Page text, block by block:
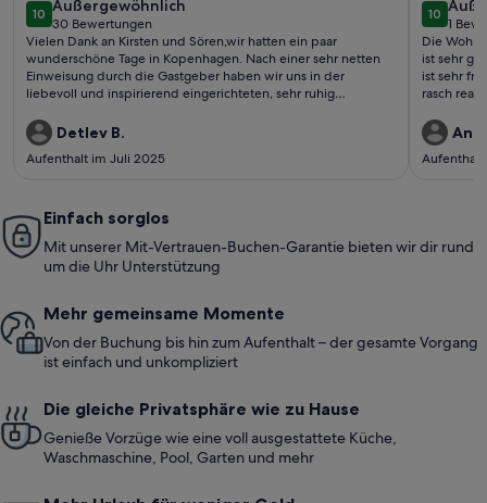
1010 von 10
Außergewöhnlich
außergewöhnlich
30 Bewertungen
(30
bewertungen)
Vielen Dank an Kirsten und Sören,wir hatten ein paar
wunderschöne Tage in Kopenhagen. Nach einer sehr netten
Einweisung durch die Gastgeber haben wir uns in der
liebevoll und inspirierend eingerichteten, sehr ruhig
wieder!Detlev und Eike
Detlev B.
Aufenthalt im Juli 2025
1010 von
1
(1
Die
ist sehr
ist sehr
rasch
Aufenthalt
Einfach sorglos
Mit unserer Mit-Vertrauen-Buchen-Garantie bieten wir dir rund
um die Uhr Unterstützung
Mehr gemeinsame Momente
Von der Buchung bis hin zum Aufenthalt – der gesamte Vorgang
ist einfach und unkompliziert
Die gleiche Privatsphäre wie zu Hause
Genieße Vorzüge wie eine voll ausgestattete Küche,
Waschmaschine, Pool, Garten und mehr